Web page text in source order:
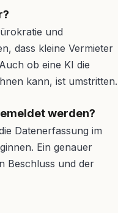
und
dass kleine Vermieter
ob eine KI die
kann, ist umstritten.
werden?
Datenerfassung im
Ein genauer
Beschluss und der